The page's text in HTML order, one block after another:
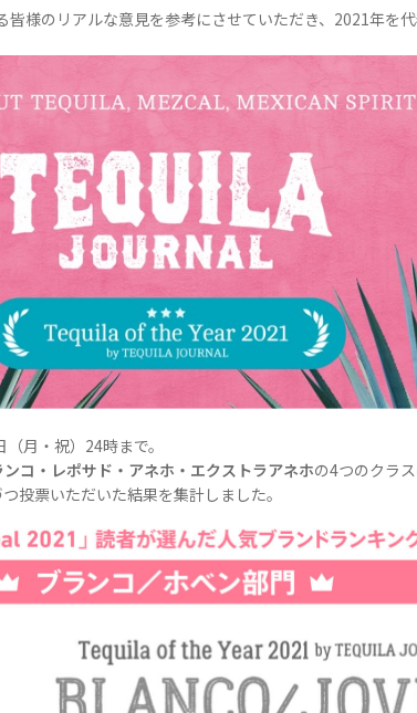
皆様のリアルな意見を参考にさせていただき、2021年を
月・祝）24時まで。
ンコ・レポサド・アネホ・エクストラアネホの4つのクラ
投票いただいた結果を集計しました。